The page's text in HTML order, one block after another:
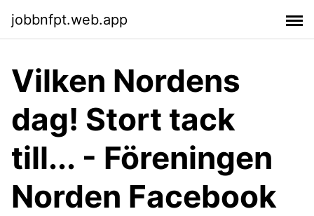
jobbnfpt.web.app
Vilken Nordens
dag! Stort tack
till... - Föreningen
Norden Facebook